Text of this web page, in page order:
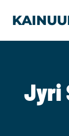
sisältöön
Jyri